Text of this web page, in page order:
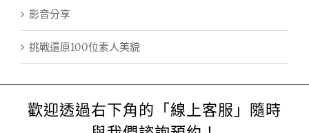
影音分享
挑戰還原100位素人美貌
歡迎透過右下角的「線上客服」隨時